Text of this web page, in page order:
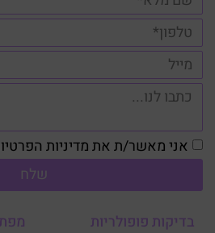
בדיקות פופולריות
אני מאשר/ת את מדיניות
שלח